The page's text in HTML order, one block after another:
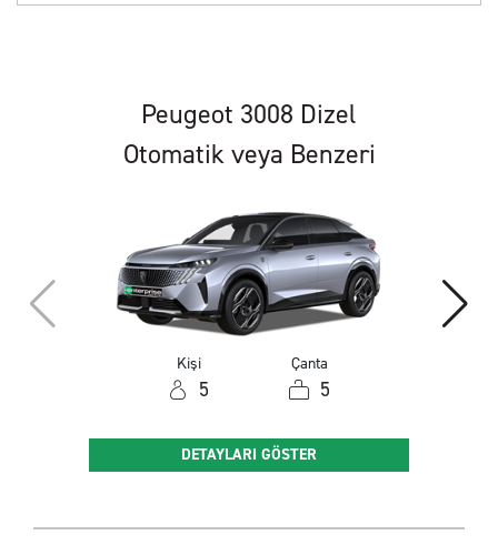
Peugeot 3008 Dizel
Otomatik veya Benzeri
Kişi
5
Çanta
5
DETAYLARI GÖSTER